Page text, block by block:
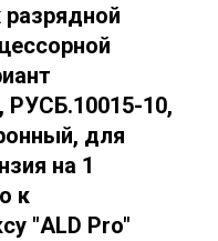
разрядной
РУСБ.10015-10,
для
на 1
к
"ALD Pro"